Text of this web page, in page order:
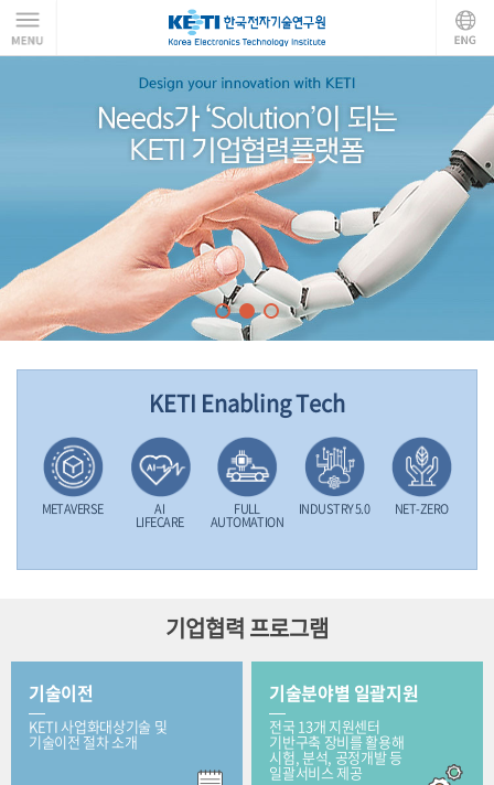
KETI Enabling Tech
METAVERSE AI
LIFECARE
FULL
AUTOMATION
INDUSTRY 5.0 NET-ZERO
기업협력 프로그램
기술이전
KETI 사업화대상기술 및
기술이전 절차 소개
기술분야별 일괄지원
전국 13개 지원센터
기반구축 장비를 활용해
시험, 분석, 공정개발 등
일괄서비스 제공